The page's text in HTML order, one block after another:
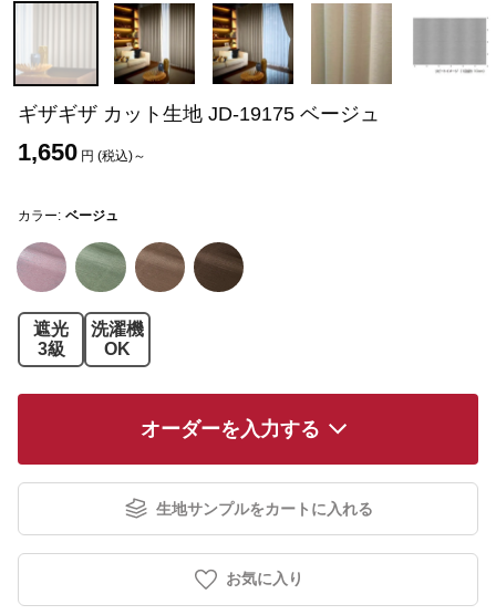
ギザギザ カット生地 JD-19175 ベージュ
1,650 円 (税込)～
カラー: ベージュ
遮光
3級
洗濯機
OK
オーダーを入力する
生地サンプルをカートに入れる
お気に入り